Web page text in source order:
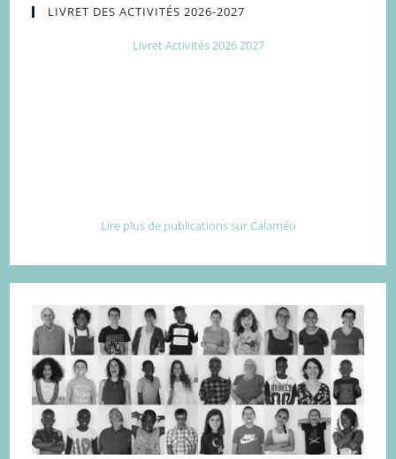
LIVRET DES ACTIVITÉS 2026-2027
Livret Activités 2026 2027
Lire plus de publications sur Calaméo